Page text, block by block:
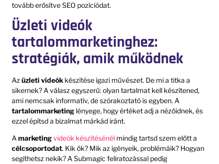
tovább erősítve SEO pozíciódat.
Üzleti videók
tartalommarketinghez:
stratégiák, amik működnek
Az üzleti videók készítése igazi művészet. De mi a titka a
sikernek? A válasz egyszerű: olyan tartalmat kell készítened,
ami nemcsak informatív, de szórakoztató is egyben. A
tartalommarketing lényege, hogy értéket adj a nézőidnek, és
ezzel építsd a bizalmat márkád iránt.
Amarketingvideók készítésénél mindig tartsd szem előtt a
célcsoportodat. Kik ők? Mik az igényeik, problémáik? Hogyan
segíthetsz nekik? A Submagic feliratozással pedig